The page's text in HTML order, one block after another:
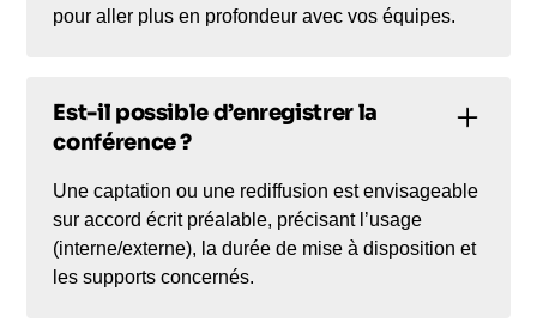
pour aller plus en profondeur avec vos équipes.
Est-il possible d’enregistrer la
conférence ?
Une captation ou une rediffusion est envisageable
sur accord écrit préalable, précisant l’usage
(interne/externe), la durée de mise à disposition et
les supports concernés.